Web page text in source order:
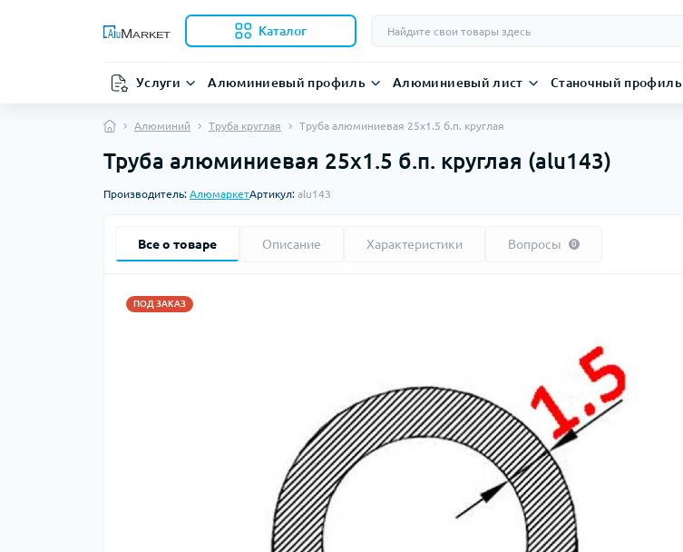
Каталог
Услуги Алюминиевый профиль Алюминиевый лист Станочный профиль
Алюминий Труба круглая Труба алюминиевая 25х1.5 б.п. круглая
Труба алюминиевая 25х1.5 б.п. круглая (alu143)
Производитель: АлюмаркетАртикул: alu143
Все о товаре Описание Характеристики Вопросы 0
ПОД ЗАКАЗ